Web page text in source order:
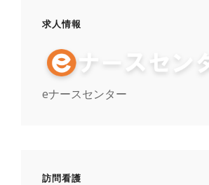
求人情報
eナースセンター
訪問看護